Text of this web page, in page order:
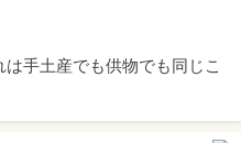
手土産でも供物でも同じこ